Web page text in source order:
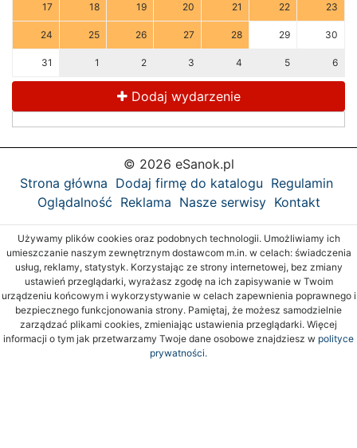
17 18 19 20 21 22 23
24 25 26 27 28 29 30
31 1 2 3 4 5 6
Dodaj wydarzenie
© 2026 eSanok.pl
Strona główna Dodaj firmę do katalogu Regulamin
Oglądalność Reklama Nasze serwisy Kontakt
Używamy plików cookies oraz podobnych technologii. Umożliwiamy ich
umieszczanie naszym zewnętrznym dostawcom m.in. w celach: świadczenia
usług, reklamy, statystyk. Korzystając ze strony internetowej, bez zmiany
ustawień przeglądarki, wyrażasz zgodę na ich zapisywanie w Twoim
urządzeniu końcowym i wykorzystywanie w celach zapewnienia poprawnego i
bezpiecznego funkcjonowania strony. Pamiętaj, że możesz samodzielnie
zarządzać plikami cookies, zmieniając ustawienia przeglądarki. Więcej
informacji o tym jak przetwarzamy Twoje dane osobowe znajdziesz w polityce
prywatności.